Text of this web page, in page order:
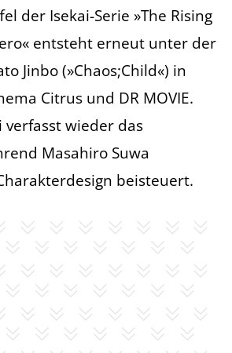
der Isekai-Serie »The Rising
entsteht erneut unter der
Jinbo (»Chaos;Child«) in
Citrus und DR MOVIE.
verfasst wieder das
Masahiro Suwa
beisteuert.